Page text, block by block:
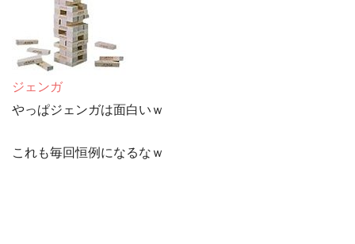
ジェンガ
やっぱジェンガは面白いｗ
これも毎回恒例になるなｗ